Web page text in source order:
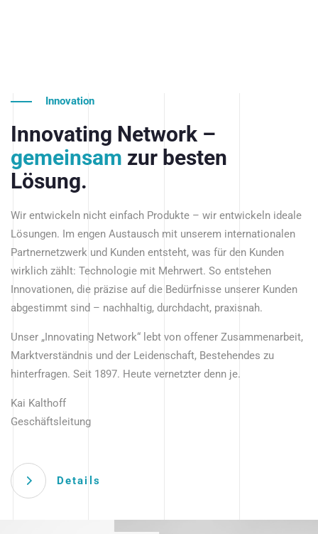
Innovation
Innovating Network –
gemeinsam zur besten
Lösung.
Wir entwickeln nicht einfach Produkte – wir entwickeln ideale
Lösungen. Im engen Austausch mit unserem internationalen
Partnernetzwerk und Kunden entsteht, was für den Kunden
wirklich zählt: Technologie mit Mehrwert. So entstehen
Innovationen, die präzise auf die Bedürfnisse unserer Kunden
abgestimmt sind – nachhaltig, durchdacht, praxisnah.
Unser „Innovating Network“ lebt von offener Zusammenarbeit,
Marktverständnis und der Leidenschaft, Bestehendes zu
hinterfragen. Seit 1897. Heute vernetzter denn je.
Kai Kalthoff
Geschäftsleitung
Details